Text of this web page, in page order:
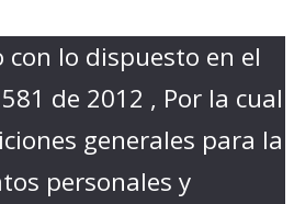
lo dispuesto en el
de 2012 , Por la cual
generales para la
personales y